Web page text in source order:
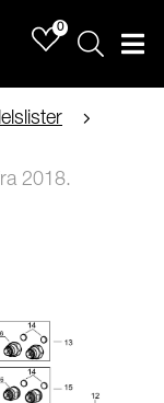
0
Sök
2018.